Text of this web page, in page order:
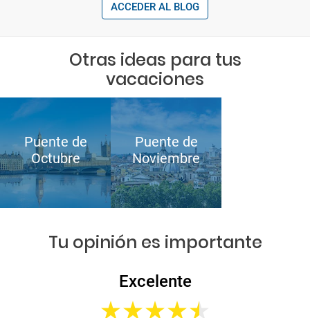
ACCEDER AL BLOG
Otras ideas para tus
vacaciones
Puente de
Octubre
Puente de
Noviembre
Tu opinión es importante
Excelente